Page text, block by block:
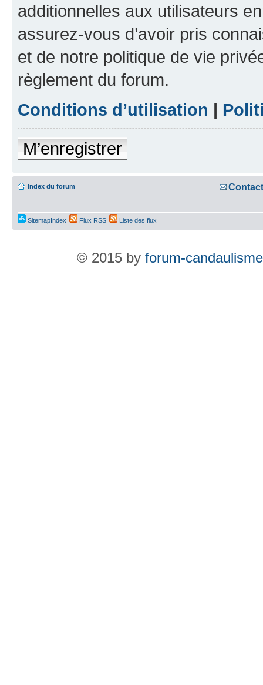
additionnelles aux utilisateurs
assurez-vous d’avoir pris
et de notre politique de vie
règlement du forum.
Conditions d’utilisation |
M’enregistrer
Index du forum Contact
SitemapIndex Flux RSS Liste des flux
© 2015 by forum-